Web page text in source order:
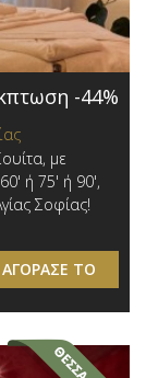
-44%
με
ή 75' ή 90',
Σοφίας!
ΑΓΟΡΑΣΕ ΤΟ